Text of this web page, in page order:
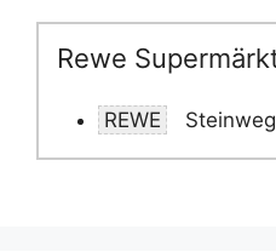
Rewe
REWE